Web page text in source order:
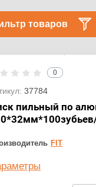
товаров
0
37784
пильный по
FIT